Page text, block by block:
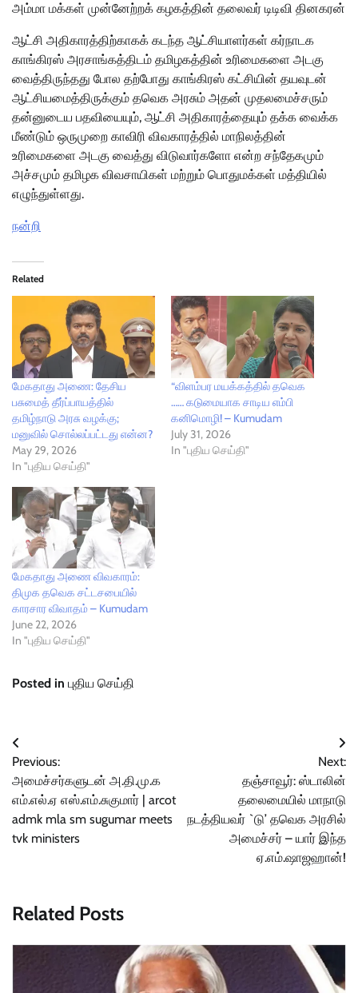
அம்மா மக்கள் முன்னேற்றக் கழகத்தின் தலைவர் டிடிவி தினகரன்
ஆட்சி அதிகாரத்திற்காகக் கடந்த ஆட்சியாளர்கள் கர்நாடக
காங்கிரஸ் அரசாங்கத்திடம் தமிழகத்தின் உரிமைகளை அடகு
வைத்திருந்தது போல தற்போது காங்கிரஸ் கட்சியின் தயவுடன்
ஆட்சியமைத்திருக்கும் தவெக அரசும் அதன் முதலமைச்சரும்
தன்னுடைய பதவியையும், ஆட்சி அதிகாரத்தையும் தக்க வைக்க
மீண்டும் ஒருமுறை காவிரி விவகாரத்தில் மாநிலத்தின்
உரிமைகளை அடகு வைத்து விடுவார்களோ என்ற சந்தேகமும்
அச்சமும் தமிழக விவசாயிகள் மற்றும் பொதுமக்கள் மத்தியில்
எழுந்துள்ளது.
நன்றி
Related
மேகதாது அணை: தேசிய
பசுமைத் தீர்ப்பாயத்தில்
தமிழ்நாடு அரசு வழக்கு;
மனுவில் சொல்லப்பட்டது என்ன?
May 29, 2026
In "புதிய செய்தி"
“விளம்பர மயக்கத்தில் தவெக
…… கடுமையாக சாடிய எம்பி
கனிமொழி! – Kumudam
July 31, 2026
In "புதிய செய்தி"
மேகதாது அணை விவகாரம்:
திமுக தவெக சட்டசபையில்
காரசார விவாதம் – Kumudam
June 22, 2026
In "புதிய செய்தி"
Posted in புதிய செய்தி
Post
navigation
Previous:
அமைச்சர்களுடன் அ.தி.மு.க
எம்.எல்.ஏ எஸ்.எம்.சுகுமார் | arcot
admk mla sm sugumar meets
tvk ministers
Next:
தஞ்சாவூர்: ஸ்டாலின்
தலைமையில் மாநாடு
நடத்தியவர் `டு’ தவெக அரசில்
அமைச்சர் – யார் இந்த
ஏ.எம்.ஷாஜஹான்!
Related Posts